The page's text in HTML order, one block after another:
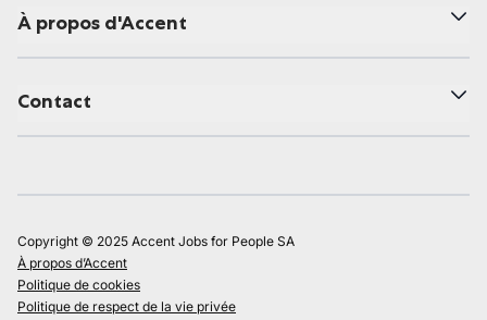
À propos d'Accent
Contact
Copyright © 2025 Accent Jobs for People SA
À propos d’Accent
Politique de cookies
Politique de respect de la vie privée